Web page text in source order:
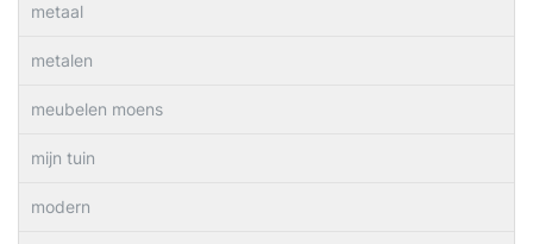
metaal
metalen
meubelen moens
mijn tuin
modern